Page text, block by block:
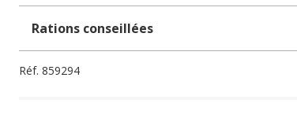
Rations conseillées
Réf. 859294